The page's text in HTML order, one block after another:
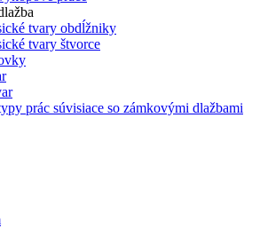
tvary obdĺžniky
tvary štvorce
prác súvisiace so zámkovými dlažbami